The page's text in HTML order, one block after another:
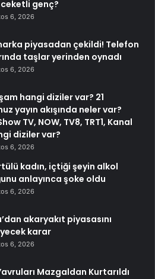
genç?
6, 2026
piyasadan çekildi! Telefon
taşlar yerinden oynadı
6, 2026
hangi diziler var? 21
yayın akışında neler var?
TV, NOW, TV8, TRT1, Kanal
diziler var?
6, 2026
kadın, içtiği şeyin alkol
anlayınca şoke oldu
6, 2026
akaryakıt piyasasını
karar
6, 2026
Mazgaldan Kurtarıldı